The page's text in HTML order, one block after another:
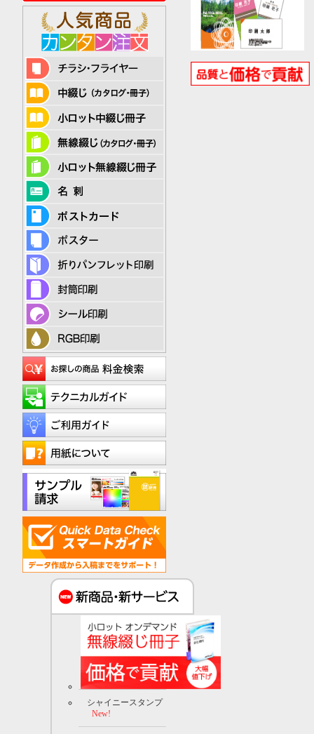
シャイニースタンプ
New!